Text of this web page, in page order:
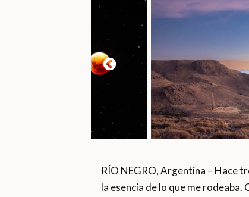
RÍO NEGRO, Argentina – Hace
la esencia de lo que me